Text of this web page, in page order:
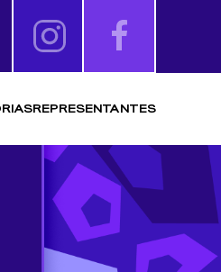
REPRESENTANTES